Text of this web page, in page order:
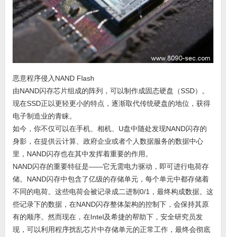
恶意程序侵入NAND Flash
由NAND闪存芯片组成的阵列，可以制作成固态硬盘（SSD）。
现在SSD正以更轻更小的特点，逐渐取代传统硬盘的地位，获得
电子制造业的青睐。
如今，你不仅可以在手机、相机、U盘中随处发现NAND闪存的
身影，在提供云计算、政府企业或者个人数据服务的数据中心
里，NAND闪存也在其中发挥着重要的作用。
NAND闪存的重要特征是——它无需电力驱动，即可进行电荷存
储。NAND闪存中包含了亿级的存储单元，每个单元中都存储着
不同的电荷。这些电荷会被记录成二进制0/1，最终构成数据。这
些记录下的数据，在NAND闪存整体架构的控制下，会保持其原
有的顺序。然而现在，在Intel及希捷的帮助下，安全研究员发
现，可以利用程序扰乱芯片中存储单元的正常工作，最终会彻底